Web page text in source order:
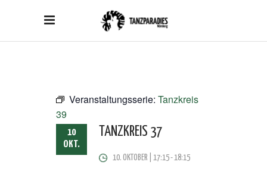
Veranstaltungsserie: Tanzkreis
39
10
OKT.
TANZKREIS 37
10. OKTOBER | 17:15-18:15